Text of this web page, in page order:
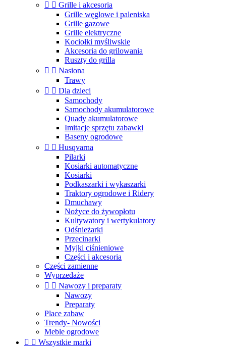
  Grille i akcesoria
Grille węglowe i paleniska
Grille gazowe
Grille elektryczne
Kociołki myśliwskie
Akcesoria do grilowania
Ruszty do grilla
  Nasiona
Trawy
  Dla dzieci
Samochody
Samochody akumulatorowe
Quady akumulatorowe
Imitacje sprzętu zabawki
Baseny ogrodowe
  Husqvarna
Pilarki
Kosiarki automatyczne
Kosiarki
Podkaszarki i wykaszarki
Traktory ogrodowe i Ridery
Dmuchawy
Nożyce do żywopłotu
Kultywatory i wertykulatory
Odśnieżarki
Przecinarki
Myjki ciśnieniowe
Części i akcesoria
Części zamienne
Wyprzedaże
  Nawozy i preparaty
Nawozy
Preparaty
Place zabaw
Trendy- Nowości
Meble ogrodowe
  Wszystkie marki